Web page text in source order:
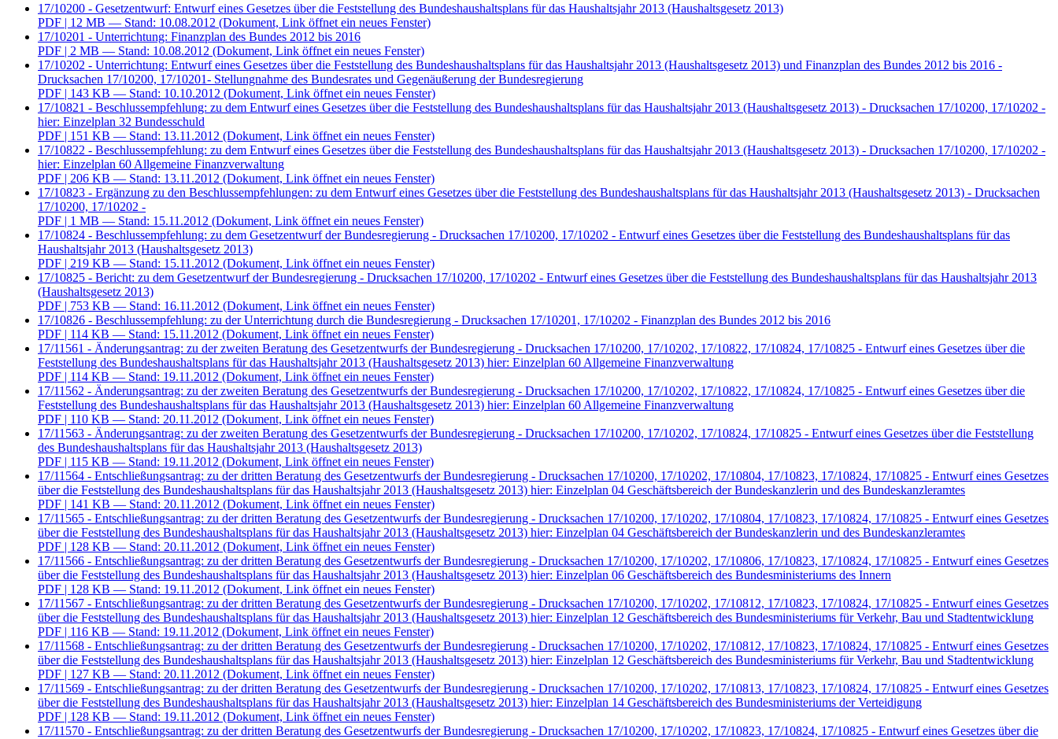
17/10200 - Gesetzentwurf: Entwurf eines Gesetzes über die Feststellung des Bundeshaushaltsplans für das Haushaltsjahr 2013 (Haushaltsgesetz 2013)
PDF | 12 MB — Stand: 10.08.2012 (Dokument, Link öffnet ein neues Fenster)
17/10201 - Unterrichtung: Finanzplan des Bundes 2012 bis 2016
PDF | 2 MB — Stand: 10.08.2012 (Dokument, Link öffnet ein neues Fenster)
17/10202 - Unterrichtung: Entwurf eines Gesetzes über die Feststellung des Bundeshaushaltsplans für das Haushaltsjahr 2013 (Haushaltsgesetz 2013) und Finanzplan des Bundes 2012 bis 2016 -
Drucksachen 17/10200, 17/10201- Stellungnahme des Bundesrates und Gegenäußerung der Bundesregierung
PDF | 143 KB — Stand: 10.10.2012 (Dokument, Link öffnet ein neues Fenster)
17/10821 - Beschlussempfehlung: zu dem Entwurf eines Gesetzes über die Feststellung des Bundeshaushaltsplans für das Haushaltsjahr 2013 (Haushaltsgesetz 2013) - Drucksachen 17/10200, 17/10202 -
hier: Einzelplan 32 Bundesschuld
PDF | 151 KB — Stand: 13.11.2012 (Dokument, Link öffnet ein neues Fenster)
17/10822 - Beschlussempfehlung: zu dem Entwurf eines Gesetzes über die Feststellung des Bundeshaushaltsplans für das Haushaltsjahr 2013 (Haushaltsgesetz 2013) - Drucksachen 17/10200, 17/10202 -
hier: Einzelplan 60 Allgemeine Finanzverwaltung
PDF | 206 KB — Stand: 13.11.2012 (Dokument, Link öffnet ein neues Fenster)
17/10823 - Ergänzung zu den Beschlussempfehlungen: zu dem Entwurf eines Gesetzes über die Feststellung des Bundeshaushaltsplans für das Haushaltsjahr 2013 (Haushaltsgesetz 2013) - Drucksachen
17/10200, 17/10202 -
PDF | 1 MB — Stand: 15.11.2012 (Dokument, Link öffnet ein neues Fenster)
17/10824 - Beschlussempfehlung: zu dem Gesetzentwurf der Bundesregierung - Drucksachen 17/10200, 17/10202 - Entwurf eines Gesetzes über die Feststellung des Bundeshaushaltsplans für das
Haushaltsjahr 2013 (Haushaltsgesetz 2013)
PDF | 219 KB — Stand: 15.11.2012 (Dokument, Link öffnet ein neues Fenster)
17/10825 - Bericht: zu dem Gesetzentwurf der Bundesregierung - Drucksachen 17/10200, 17/10202 - Entwurf eines Gesetzes über die Feststellung des Bundeshaushaltsplans für das Haushaltsjahr 2013
(Haushaltsgesetz 2013)
PDF | 753 KB — Stand: 16.11.2012 (Dokument, Link öffnet ein neues Fenster)
17/10826 - Beschlussempfehlung: zu der Unterrichtung durch die Bundesregierung - Drucksachen 17/10201, 17/10202 - Finanzplan des Bundes 2012 bis 2016
PDF | 114 KB — Stand: 15.11.2012 (Dokument, Link öffnet ein neues Fenster)
17/11561 - Änderungsantrag: zu der zweiten Beratung des Gesetzentwurfs der Bundesregierung - Drucksachen 17/10200, 17/10202, 17/10822, 17/10824, 17/10825 - Entwurf eines Gesetzes über die
Feststellung des Bundeshaushaltsplans für das Haushaltsjahr 2013 (Haushaltsgesetz 2013) hier: Einzelplan 60 Allgemeine Finanzverwaltung
PDF | 114 KB — Stand: 19.11.2012 (Dokument, Link öffnet ein neues Fenster)
17/11562 - Änderungsantrag: zu der zweiten Beratung des Gesetzentwurfs der Bundesregierung - Drucksachen 17/10200, 17/10202, 17/10822, 17/10824, 17/10825 - Entwurf eines Gesetzes über die
Feststellung des Bundeshaushaltsplans für das Haushaltsjahr 2013 (Haushaltsgesetz 2013) hier: Einzelplan 60 Allgemeine Finanzverwaltung
PDF | 110 KB — Stand: 20.11.2012 (Dokument, Link öffnet ein neues Fenster)
17/11563 - Änderungsantrag: zu der zweiten Beratung des Gesetzentwurfs der Bundesregierung - Drucksachen 17/10200, 17/10202, 17/10824, 17/10825 - Entwurf eines Gesetzes über die Feststellung
des Bundeshaushaltsplans für das Haushaltsjahr 2013 (Haushaltsgesetz 2013)
PDF | 115 KB — Stand: 19.11.2012 (Dokument, Link öffnet ein neues Fenster)
17/11564 - Entschließungsantrag: zu der dritten Beratung des Gesetzentwurfs der Bundesregierung - Drucksachen 17/10200, 17/10202, 17/10804, 17/10823, 17/10824, 17/10825 - Entwurf eines Gesetzes
über die Feststellung des Bundeshaushaltsplans für das Haushaltsjahr 2013 (Haushaltsgesetz 2013) hier: Einzelplan 04 Geschäftsbereich der Bundeskanzlerin und des Bundeskanzleramtes
PDF | 141 KB — Stand: 20.11.2012 (Dokument, Link öffnet ein neues Fenster)
17/11565 - Entschließungsantrag: zu der dritten Beratung des Gesetzentwurfs der Bundesregierung - Drucksachen 17/10200, 17/10202, 17/10804, 17/10823, 17/10824, 17/10825 - Entwurf eines Gesetzes
über die Feststellung des Bundeshaushaltsplans für das Haushaltsjahr 2013 (Haushaltsgesetz 2013) hier: Einzelplan 04 Geschäftsbereich der Bundeskanzlerin und des Bundeskanzleramtes
PDF | 128 KB — Stand: 20.11.2012 (Dokument, Link öffnet ein neues Fenster)
17/11566 - Entschließungsantrag: zu der dritten Beratung des Gesetzentwurfs der Bundesregierung - Drucksachen 17/10200, 17/10202, 17/10806, 17/10823, 17/10824, 17/10825 - Entwurf eines Gesetzes
über die Feststellung des Bundeshaushaltsplans für das Haushaltsjahr 2013 (Haushaltsgesetz 2013) hier: Einzelplan 06 Geschäftsbereich des Bundesministeriums des Innern
PDF | 128 KB — Stand: 19.11.2012 (Dokument, Link öffnet ein neues Fenster)
17/11567 - Entschließungsantrag: zu der dritten Beratung des Gesetzentwurfs der Bundesregierung - Drucksachen 17/10200, 17/10202, 17/10812, 17/10823, 17/10824, 17/10825 - Entwurf eines Gesetzes
über die Feststellung des Bundeshaushaltsplans für das Haushaltsjahr 2013 (Haushaltsgesetz 2013) hier: Einzelplan 12 Geschäftsbereich des Bundesministeriums für Verkehr, Bau und Stadtentwicklung
PDF | 116 KB — Stand: 19.11.2012 (Dokument, Link öffnet ein neues Fenster)
17/11568 - Entschließungsantrag: zu der dritten Beratung des Gesetzentwurfs der Bundesregierung - Drucksachen 17/10200, 17/10202, 17/10812, 17/10823, 17/10824, 17/10825 - Entwurf eines Gesetzes
über die Feststellung des Bundeshaushaltsplans für das Haushaltsjahr 2013 (Haushaltsgesetz 2013) hier: Einzelplan 12 Geschäftsbereich des Bundesministeriums für Verkehr, Bau und Stadtentwicklung
PDF | 127 KB — Stand: 20.11.2012 (Dokument, Link öffnet ein neues Fenster)
17/11569 - Entschließungsantrag: zu der dritten Beratung des Gesetzentwurfs der Bundesregierung - Drucksachen 17/10200, 17/10202, 17/10813, 17/10823, 17/10824, 17/10825 - Entwurf eines Gesetzes
über die Feststellung des Bundeshaushaltsplans für das Haushaltsjahr 2013 (Haushaltsgesetz 2013) hier: Einzelplan 14 Geschäftsbereich des Bundesministeriums der Verteidigung
PDF | 128 KB — Stand: 19.11.2012 (Dokument, Link öffnet ein neues Fenster)
17/11570 - Entschließungsantrag: zu der dritten Beratung des Gesetzentwurfs der Bundesregierung - Drucksachen 17/10200, 17/10202, 17/10823, 17/10824, 17/10825 - Entwurf eines Gesetzes über die